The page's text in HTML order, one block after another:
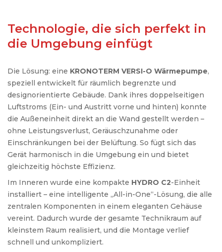
Technologie, die sich perfekt in
die Umgebung einfügt
Die Lösung: eine KRONOTERM VERSI-O Wärmepumpe,
speziell entwickelt für räumlich begrenzte und
designorientierte Gebäude. Dank ihres doppelseitigen
Luftstroms (Ein- und Austritt vorne und hinten) konnte
die Außeneinheit direkt an die Wand gestellt werden –
ohne Leistungsverlust, Geräuschzunahme oder
Einschränkungen bei der Belüftung. So fügt sich das
Gerät harmonisch in die Umgebung ein und bietet
gleichzeitig höchste Effizienz.
Im Inneren wurde eine kompakte HYDRO C2-Einheit
installiert – eine intelligente „All-in-One“-Lösung, die alle
zentralen Komponenten in einem eleganten Gehäuse
vereint. Dadurch wurde der gesamte Technikraum auf
kleinstem Raum realisiert, und die Montage verlief
schnell und unkompliziert.